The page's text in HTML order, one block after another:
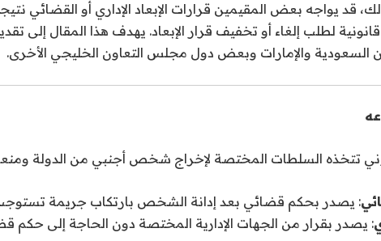
قد يواجه بعض المقيمين قرارات الإبعاد الإداري أو القضائي
لطلب إلغاء أو تخفيف قرار الإبعاد. يهدف هذا المقال إلى
السعودية والإمارات وبعض دول مجلس التعاون الخليجي الأخرى.
تتخذه السلطات المختصة لإخراج شخص أجنبي من الدولة
: يصدر بحكم قضائي بعد إدانة الشخص بارتكاب جريمة تستوجب
: يصدر بقرار من الجهات الإدارية المختصة دون الحاجة إلى حكم